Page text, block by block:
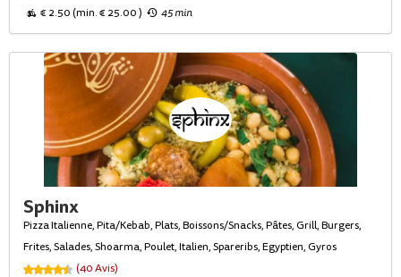
€ 2.50 (min. € 25.00 ) 45 min
Sphinx
Pizza Italienne, Pita/Kebab, Plats, Boissons/Snacks, Pâtes, Grill, Burgers,
Frites, Salades, Shoarma, Poulet, Italien, Spareribs, Egyptien, Gyros
(40 Avis)